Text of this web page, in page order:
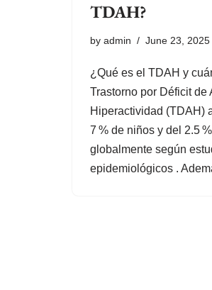
TDAH?
by admin June 23, 2025
¿Qué es el TDAH y
Trastorno por Déficit de
Hiperactividad (TDAH)
7 % de niños y del 2.5
globalmente según
epidemiológicos .